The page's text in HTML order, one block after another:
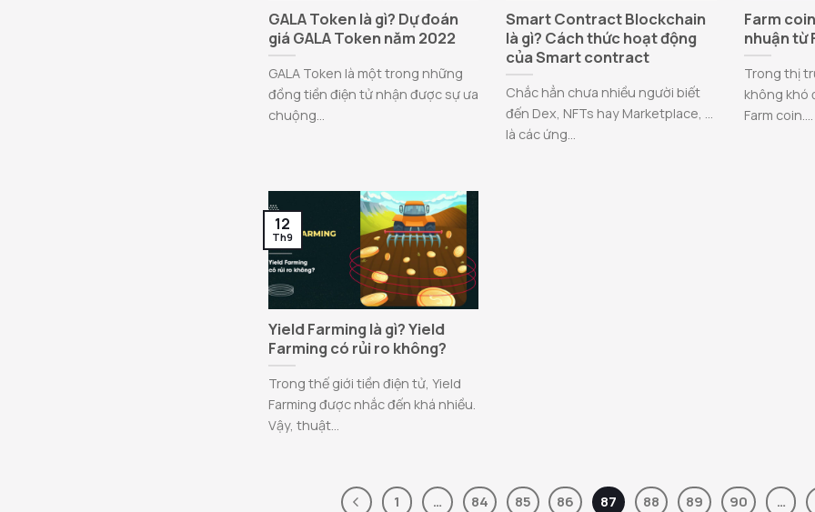
GALA Token là gì? Dự đoán
giá GALA Token năm 2022
GALA Token là một trong những
đồng tiền điện tử nhận được sự ưa
chuộng...
Smart Contract Blockchain
là gì? Cách thức hoạt động
của Smart contract
Chắc hẳn chưa nhiều người biết
đến Dex, NFTs hay Marketplace, …
là các ứng...
Farm
nhuận từ
Trong thị
không khó
Farm coin....
Yield Farming là gì? Yield
Farming có rủi ro không?
Trong thế giới tiền điện tử, Yield
Farming được nhắc đến khá nhiều.
Vậy, thuật...
12
Th9
1 … 84 85 86 87 88 89 90 …